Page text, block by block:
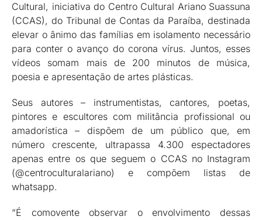
Cultural, iniciativa do Centro Cultural Ariano Suassuna
(CCAS), do Tribunal de Contas da Paraíba, destinada
elevar o ânimo das famílias em isolamento necessário
para conter o avanço do corona vírus. Juntos, esses
vídeos somam mais de 200 minutos de música,
poesia e apresentação de artes plásticas.
Seus autores – instrumentistas, cantores, poetas,
pintores e escultores com militância profissional ou
amadorística – dispõem de um público que, em
número crescente, ultrapassa 4.300 espectadores
apenas entre os que seguem o CCAS no Instagram
(@centroculturalariano) e compõem listas de
whatsapp.
“É comovente observar o envolvimento dessas